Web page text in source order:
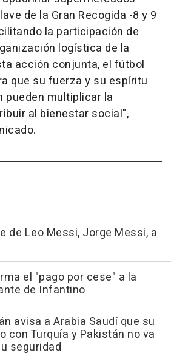
de la Gran Recogida -8 y 9
la participación de
logística de la
acción conjunta, el fútbol
que su fuerza y su espíritu
pueden multiplicar la
al bienestar social",
de Leo Messi, Jorge Messi, a
el "pago por cese" a la
de Infantino
avisa a Arabia Saudí que su
con Turquía y Pakistán no va
seguridad